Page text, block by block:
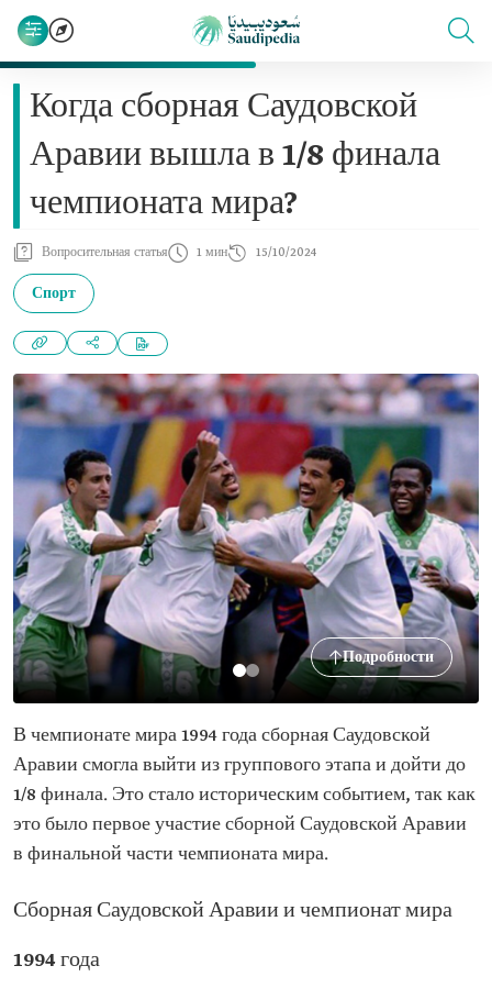
Когда сборная Саудовской
Аравии вышла в 1/8 финала
чемпионата мира?
Вопросительная статья 1 мин 15/10/2024
Спорт
Подробности
В чемпионате мира 1994 года сборная Саудовской
Аравии смогла выйти из группового этапа и дойти до
1/8 финала. Это стало историческим событием, так как
это было первое участие сборной Саудовской Аравии
в финальной части чемпионата мира.
Сборная Саудовской Аравии и чемпионат мира
1994 года